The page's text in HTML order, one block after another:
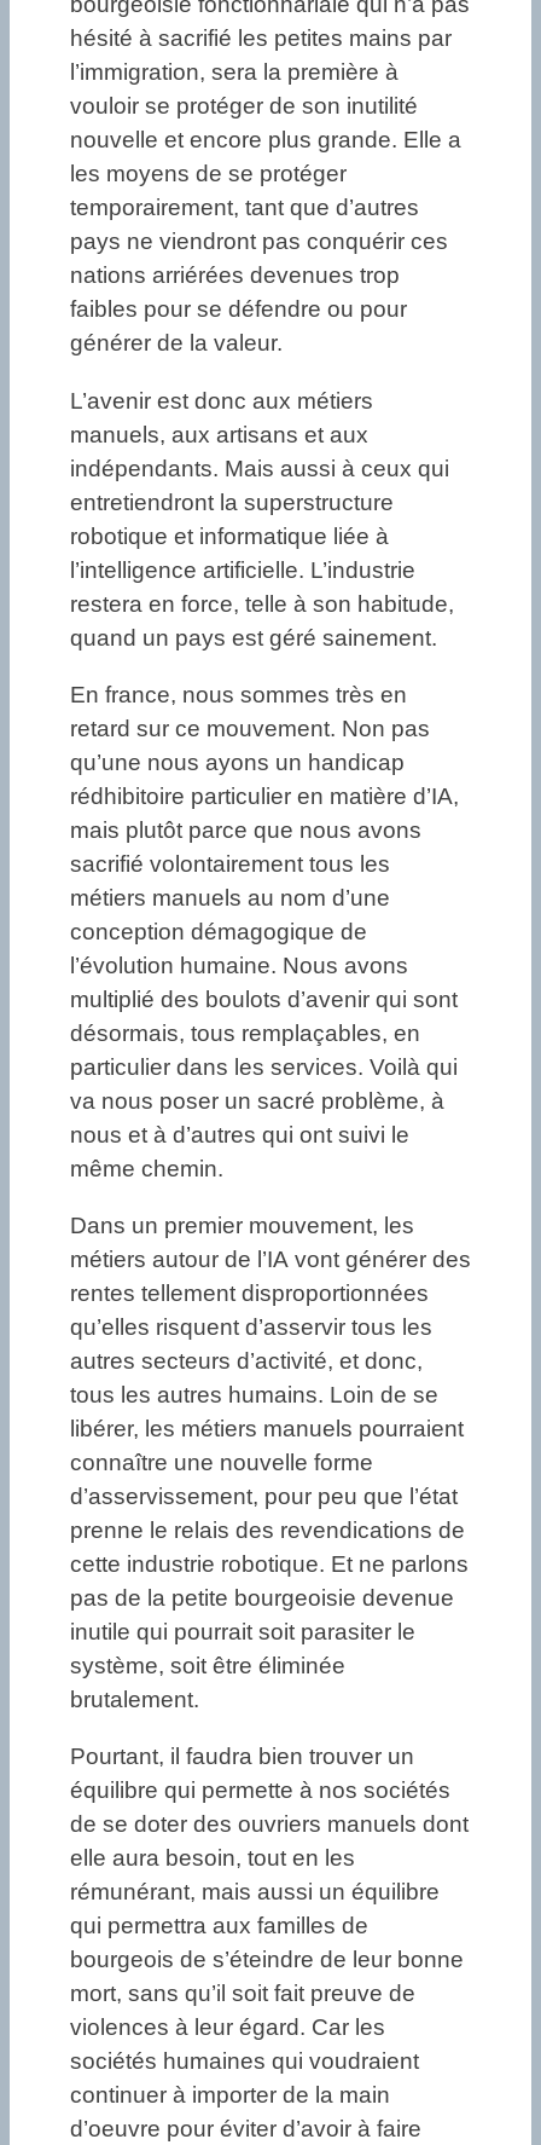
hésité à sacrifié les petites mains par
l’immigration, sera la première à
vouloir se protéger de son inutilité
nouvelle et encore plus grande. Elle a
les moyens de se protéger
temporairement, tant que d’autres
pays ne viendront pas conquérir ces
nations arriérées devenues trop
faibles pour se défendre ou pour
générer de la valeur.
L’avenir est donc aux métiers
manuels, aux artisans et aux
indépendants. Mais aussi à ceux qui
entretiendront la superstructure
robotique et informatique liée à
l’intelligence artificielle. L’industrie
restera en force, telle à son habitude,
quand un pays est géré sainement.
En france, nous sommes très en
retard sur ce mouvement. Non pas
qu’une nous ayons un handicap
rédhibitoire particulier en matière d’IA,
mais plutôt parce que nous avons
sacrifié volontairement tous les
métiers manuels au nom d’une
conception démagogique de
l’évolution humaine. Nous avons
multiplié des boulots d’avenir qui sont
désormais, tous remplaçables, en
particulier dans les services. Voilà qui
va nous poser un sacré problème, à
nous et à d’autres qui ont suivi le
même chemin.
Dans un premier mouvement, les
métiers autour de l’IA vont générer des
rentes tellement disproportionnées
qu’elles risquent d’asservir tous les
autres secteurs d’activité, et donc,
tous les autres humains. Loin de se
libérer, les métiers manuels pourraient
connaître une nouvelle forme
d’asservissement, pour peu que l’état
prenne le relais des revendications de
cette industrie robotique. Et ne parlons
pas de la petite bourgeoisie devenue
inutile qui pourrait soit parasiter le
système, soit être éliminée
brutalement.
Pourtant, il faudra bien trouver un
équilibre qui permette à nos sociétés
de se doter des ouvriers manuels dont
elle aura besoin, tout en les
rémunérant, mais aussi un équilibre
qui permettra aux familles de
bourgeois de s’éteindre de leur bonne
mort, sans qu’il soit fait preuve de
violences à leur égard. Car les
sociétés humaines qui voudraient
continuer à importer de la main
d’oeuvre pour éviter d’avoir à faire